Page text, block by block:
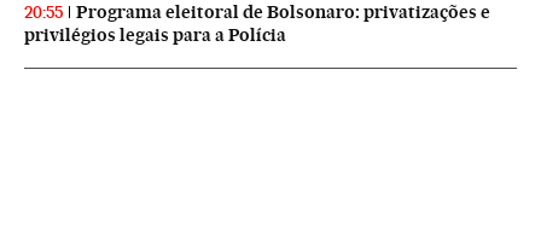
20:55
Programa eleitoral de Bolsonaro: privatizações e
privilégios legais para a Polícia